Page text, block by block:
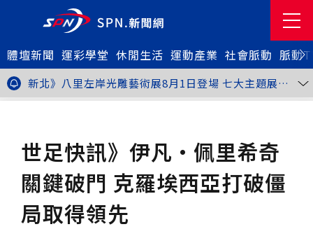
體壇新聞 運彩學堂 休閒生活 運動產業 社會脈動 脈動
金牌搖籃驚傳「球荒」！江啟臣偕運彩公會挺萬和國
中，捐贈 1800 顆羽球助小將 4 月全中運奪金
台中》15分鐘的診療，13年的堅持！ 中山醫大牙醫系
跨海義診13年
新北》八里左岸光雕藝術展8月1日登場 七大主題展區
打造夏夜光影盛宴
台中》中聯油脂案釀全民恐慌 議員張芬郁質詢轟食安稽
適圈」祕笈
台中》食安風暴擴大 中彰投苗縣市長參選人提「食安聯
防治理平台」等3主張
台中》中山醫大攜手新創登陸亞洲生技展 發表「微奈米
眼用鏡片」等13項臨床研發技術
高雄》啟用近30年迎來外觀與結構重塑 高雄旗津輪渡
站改造完工啟用
縮短藥效等待期！中山附醫引進速效抗憂鬱鼻噴劑 24
小時內見效、助重症患者重返社會
台北》首創水資源循環教育園區 民生水資再生廠環教館
正式啟用
專題人物》我不是會長，是歐巴桑！」穆閩珠自掏腰包
世足快訊》伊凡·佩里希奇
關鍵破門 克羅埃西亞打破僵
局取得領先